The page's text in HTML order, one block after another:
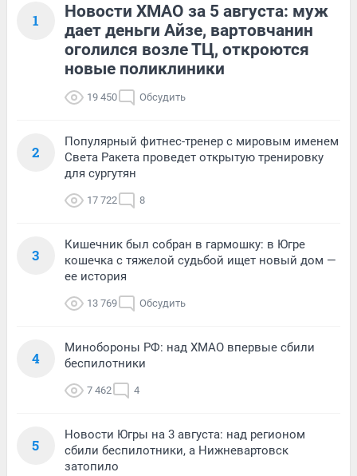
1
Новости ХМАО за 5 августа: муж
дает деньги Айзе, вартовчанин
оголился возле ТЦ, откроются
новые поликлиники
19 450 Обсудить
2
Популярный фитнес-тренер с мировым именем
Света Ракета проведет открытую тренировку
для сургутян
17 722 8
3
Кишечник был собран в гармошку: в Югре
кошечка с тяжелой судьбой ищет новый дом —
ее история
13 769 Обсудить
4
Минобороны РФ: над ХМАО впервые сбили
беспилотники
7 462 4
5
Новости Югры на 3 августа: над регионом
сбили беспилотники, а Нижневартовск
затопило